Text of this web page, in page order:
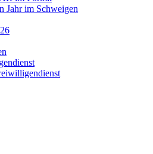
Jahr im Schweigen